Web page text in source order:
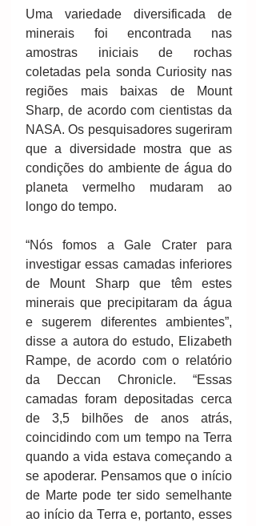
Uma variedade diversificada de
minerais foi encontrada nas
amostras iniciais de rochas
coletadas pela sonda Curiosity nas
regiões mais baixas de Mount
Sharp, de acordo com cientistas da
NASA. Os pesquisadores sugeriram
que a diversidade mostra que as
condições do ambiente de água do
planeta vermelho mudaram ao
longo do tempo.
“Nós fomos a Gale Crater para
investigar essas camadas inferiores
de Mount Sharp que têm estes
minerais que precipitaram da água
e sugerem diferentes ambientes”,
disse a autora do estudo, Elizabeth
Rampe, de acordo com o relatório
da Deccan Chronicle. “Essas
camadas foram depositadas cerca
de 3,5 bilhões de anos atrás,
coincidindo com um tempo na Terra
quando a vida estava começando a
se apoderar. Pensamos que o início
de Marte pode ter sido semelhante
ao início da Terra e, portanto, esses